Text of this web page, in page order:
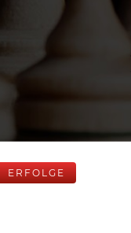
ERFOLGE